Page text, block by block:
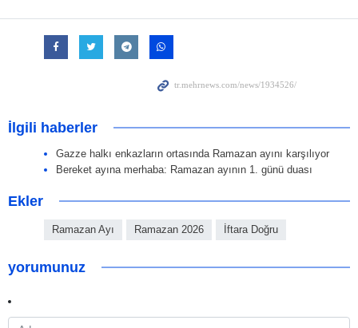
İlgili haberler
Gazze halkı enkazların ortasında Ramazan ayını karşılıyor
Bereket ayına merhaba: Ramazan ayının 1. günü duası
Ekler
Ramazan Ayı Ramazan 2026 İftara Doğru
yorumunuz